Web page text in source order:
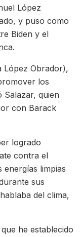
López
y puso como
Biden y el
López Obrador),
los
Salazar, quien
con Barack
logrado
contra el
limpias
sus
del clima,
he establecido